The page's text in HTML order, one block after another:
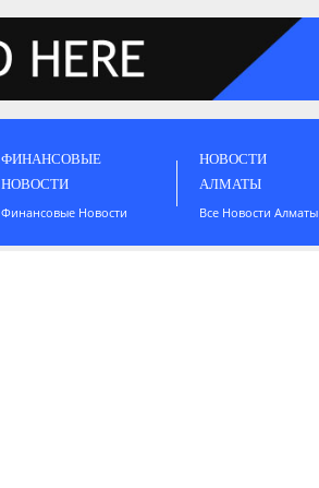
ФИНАНСОВЫЕ
НОВОСТИ
Финансовые Новости
НОВОСТИ
АЛМАТЫ
Все Новости Алматы